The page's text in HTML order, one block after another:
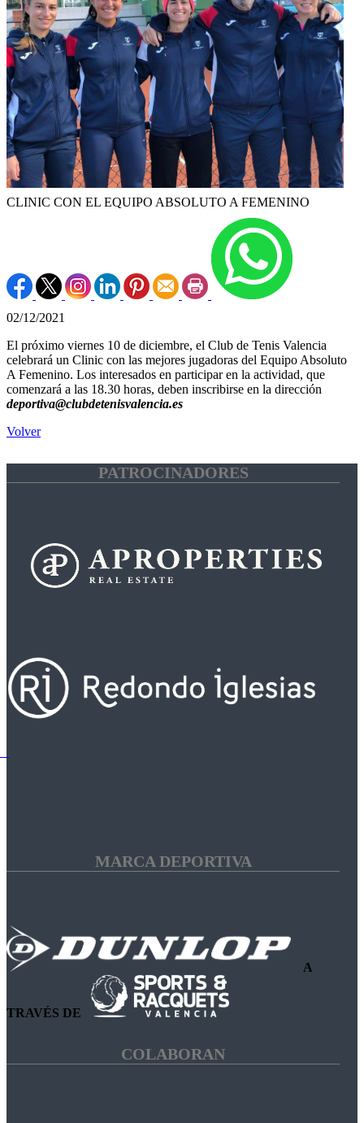
CLINIC CON EL EQUIPO ABSOLUTO A FEMENINO
02/12/2021
El próximo viernes 10 de diciembre, el Club de Tenis Valencia
celebrará un Clinic con las mejores jugadoras del Equipo Absoluto
A Femenino. Los interesados en participar en la actividad, que
comenzará a las 18.30 horas, deben inscribirse en la dirección
deportiva@clubdetenisvalencia.es
Volver
PATROCINADORES
MARCA DEPORTIVA
A
TRAVÉS DE
COLABORAN